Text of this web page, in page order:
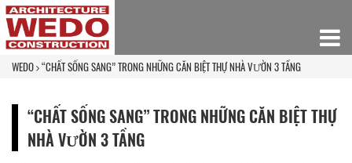
WEDO “CHẤT SỐNG SANG” TRONG NHỮNG CĂN BIỆT THỰ NHÀ VƯỜN 3 TẦNG
“CHẤT SỐNG SANG” TRONG NHỮNG CĂN BIỆT THỰ
NHÀ VƯỜN 3 TẦNG